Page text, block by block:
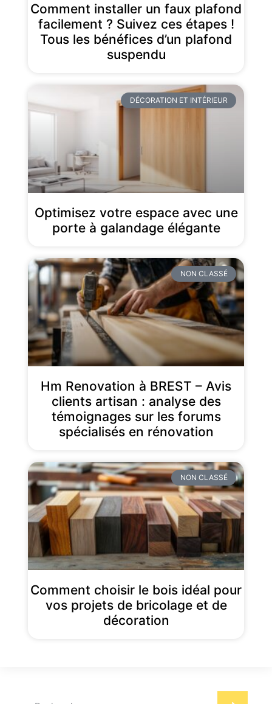
Comment installer un faux plafond
facilement ? Suivez ces étapes !
Tous les bénéfices d’un plafond
suspendu
DÉCORATION ET INTÉRIEUR
Optimisez votre espace avec une
porte à galandage élégante
NON CLASSÉ
Hm Renovation à BREST – Avis
clients artisan : analyse des
témoignages sur les forums
spécialisés en rénovation
NON CLASSÉ
Comment choisir le bois idéal pour
vos projets de bricolage et de
décoration